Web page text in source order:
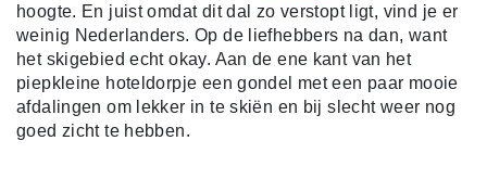
hoogte. En juist omdat dit dal zo verstopt ligt, vind je er
weinig Nederlanders. Op de liefhebbers na dan, want
het skigebied echt okay. Aan de ene kant van het
piepkleine hoteldorpje een gondel met een paar mooie
afdalingen om lekker in te skiën en bij slecht weer nog
goed zicht te hebben.